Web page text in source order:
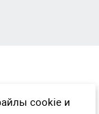
cookie и